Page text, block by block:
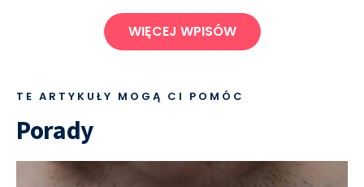
WIĘCEJ WPISÓW
TE ARTYKUŁY MOGĄ CI POMÓC
Porady